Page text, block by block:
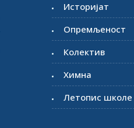
Историјат
Опремљеност
Колектив
Химна
Летопис школе